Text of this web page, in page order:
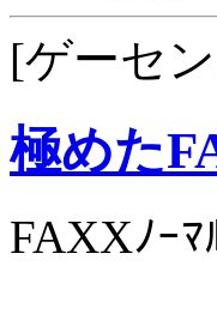
[ゲーセ
極めた
FAXXﾉｰ